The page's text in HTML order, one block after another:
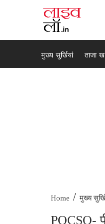
मुख्य सुर्खियां ताजा
Home / मुख्य
POCSO-